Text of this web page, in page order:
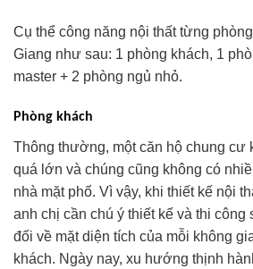
Cụ thể công năng nội thất từng
Giang như sau: 1 phòng khách, 1
master + 2 phòng ngủ nhỏ.
Phòng khách
Thông thường, một căn hộ chung cư
quá lớn và chúng cũng không có
nhà mặt phố. Vì vậy, khi thiết kế nội
anh chị cần chú ý thiết kế và thi công
đối về mặt diện tích của mỗi không
khách. Ngày nay, xu hướng thịnh